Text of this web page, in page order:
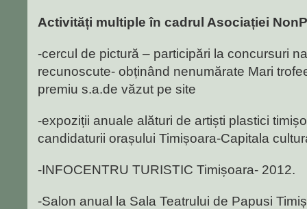
Activități multiple în cadrul Asociației
-cercul de pictură – participări la concursuri
recunoscute- obținând nenumărate Mari
premiu s.a.de văzut pe site
-expoziții anuale alături de artiști plastici
candidaturii orașului Timișoara-Capitala
-INFOCENTRU TURISTIC Timișoara- 2012.
-Salon anual la Sala Teatrului de Papusi